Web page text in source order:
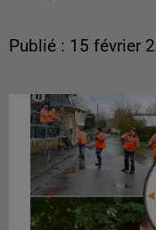
Publié : 15 février